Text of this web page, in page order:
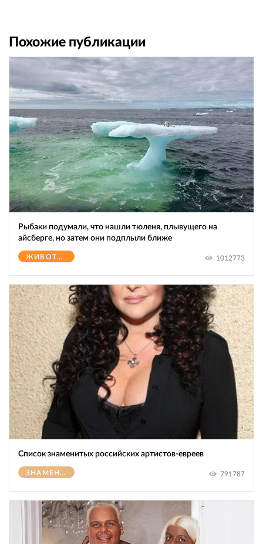
Похожие публикации
Рыбаки подумали, что нашли тюленя, плывущего на
айсберге, но затем они подплыли ближе
ЖИВОТНЫЕ 1012773
Список знаменитых российских артистов-евреев
ЗНАМЕНИТОСТИ 791787